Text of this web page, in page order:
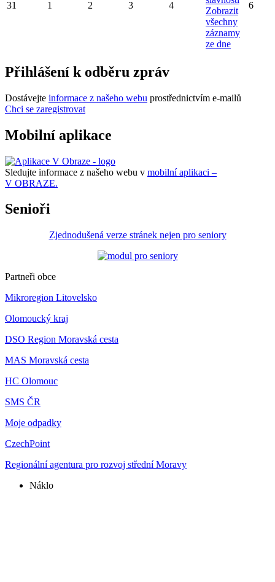
31 1 2 3 4
Zobrazit
všechny
záznamy
ze dne
6
Přihlášení k odběru zpráv
Dostávejte informace z našeho webu prostřednictvím e-mailů
Chci se zaregistrovat
Mobilní aplikace
Sledujte informace z našeho webu v mobilní aplikaci –
V OBRAZE.
Senioři
Zjednodušená verze stránek nejen pro seniory
Partneři obce
Mikroregion Litovelsko
Olomoucký kraj
DSO Region Moravská cesta
MAS Moravská cesta
HC Olomouc
SMS ČR
Moje odpadky
CzechPoint
Regionální agentura pro rozvoj střední Moravy
Náklo